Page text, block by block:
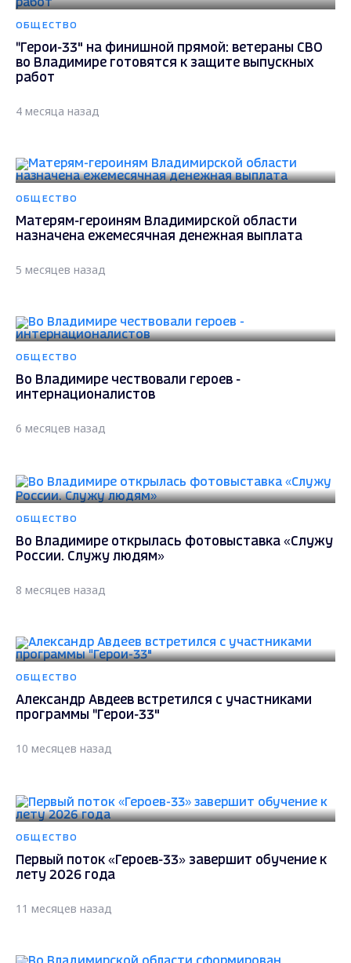
ОБЩЕСТВО
"Герои-33" на финишной прямой: ветераны СВО
во Владимире готовятся к защите выпускных
работ
4 месяца назад
ОБЩЕСТВО
Матерям-героиням Владимирской области
назначена ежемесячная денежная выплата
5 месяцев назад
ОБЩЕСТВО
Во Владимире чествовали героев -
интернационалистов
6 месяцев назад
ОБЩЕСТВО
Во Владимире открылась фотовыставка «Служу
России. Служу людям»
8 месяцев назад
ОБЩЕСТВО
Александр Авдеев встретился с участниками
программы "Герои-33"
10 месяцев назад
ОБЩЕСТВО
Первый поток «Героев-33» завершит обучение к
лету 2026 года
11 месяцев назад